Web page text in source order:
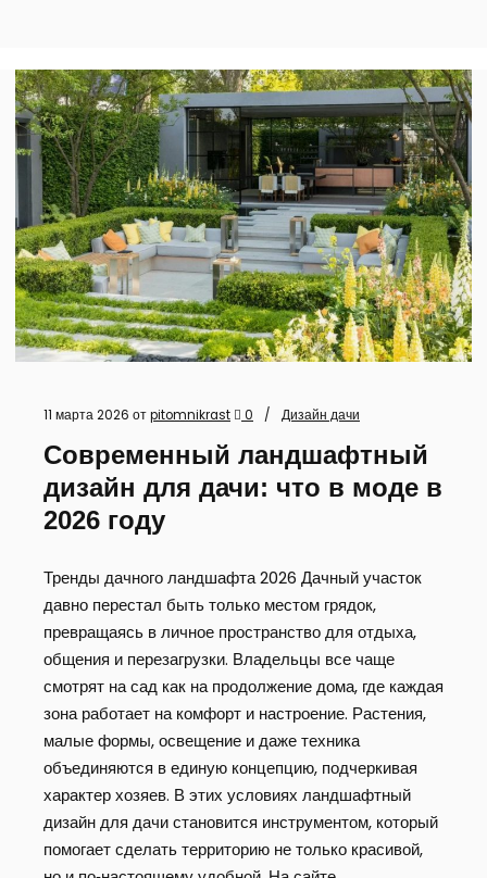
11 марта 2026 отpitomnikrast 0 Дизайн дачи
Современный ландшафтный
дизайн для дачи: что в моде в
2026 году
Тренды дачного ландшафта 2026 Дачный участок
давно перестал быть только местом грядок,
превращаясь в личное пространство для отдыха,
общения и перезагрузки. Владельцы все чаще
смотрят на сад как на продолжение дома, где каждая
зона работает на комфорт и настроение. Растения,
малые формы, освещение и даже техника
объединяются в единую концепцию, подчеркивая
характер хозяев. В этих условиях ландшафтный
дизайн для дачи становится инструментом, который
помогает сделать территорию не только красивой,